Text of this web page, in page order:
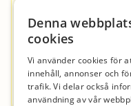
0455-304011
Agneta Dahl
0455321275
Denna
cookies
Vi använder cookies för
innehåll, annonser och
trafik. Vi delar också
användning av vår